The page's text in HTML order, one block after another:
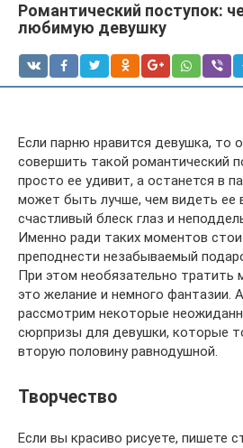
Романтический поступок:
любимую девушку
Если парню нравится девушка, то
совершить такой романтический
просто ее удивит, а останется в
может быть лучше, чем видеть ее
счастливый блеск глаз и
Именно ради таких моментов
преподнести незабываемый
При этом необязательно тратить
это желание и немного фантазии.
рассмотрим некоторые
сюрпризы для девушки, которые
вторую половину равнодушной.
Творчество
Если вы красиво рисуете, пишете